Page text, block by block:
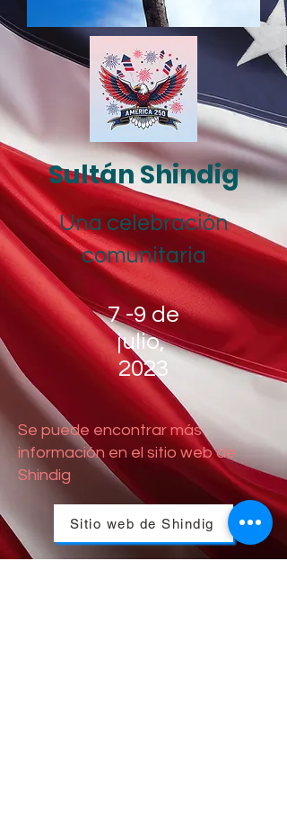
Sultán Shindig
Una celebración
comunitaria
7 -9 de
julio,
2023
Se puede encontrar más
información en el sitio web de
Shindig
Sitio web de Shindig